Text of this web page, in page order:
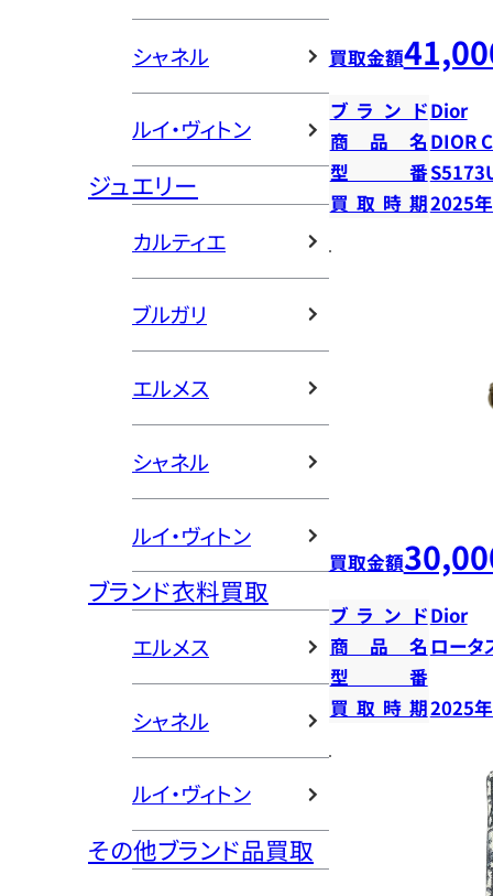
シャネル
ルイ・ヴィトン
ジュエリー
カルティエ
ブルガリ
エルメス
シャネル
ルイ・ヴィトン
ブランド衣料買取
エルメス
シャネル
ルイ・ヴィトン
その他ブランド品買取
買取金額
ブランドDior
商品名 DIOR
型番
買取時期2025
買取金額
ブランドDior
商品名 ロータ
型番
買取時期2025